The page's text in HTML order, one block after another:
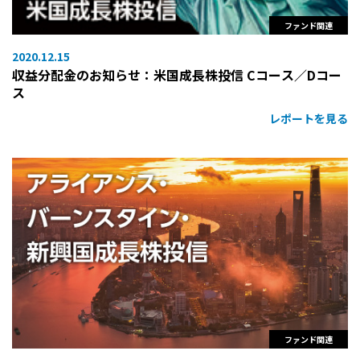
ファンド関連
2020.12.15
収益分配金のお知らせ：米国成長株投信 Cコース／Dコー
ス
レポートを見る
ファンド関連